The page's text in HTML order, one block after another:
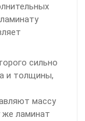
сильно
и толщины,
массу
же ламинат